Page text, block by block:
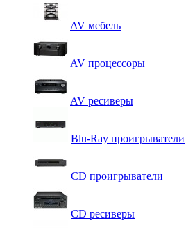
AV мебель
AV процессоры
AV ресиверы
Blu-Ray проигрыватели
CD проигрыватели
CD ресиверы